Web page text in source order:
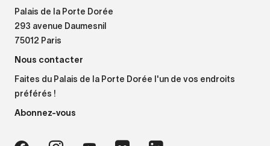
Palais de la Porte Dorée
293 avenue Daumesnil
75012 Paris
Nous contacter
Faites du Palais de la Porte Dorée l'un de vos endroits
préférés !
Abonnez-vous